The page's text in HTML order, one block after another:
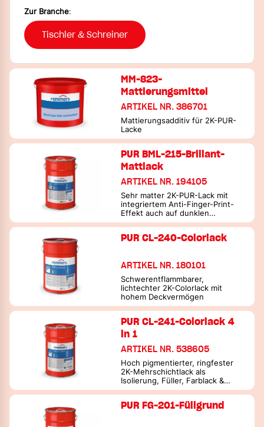
Zur Branche:
Tischler & Schreiner
MM-823-
Mattierungsmittel
ARTIKEL NR. 386701
Mattierungsadditiv für 2K-PUR-
Lacke
PUR BML-215-Brillant-
Mattlack
ARTIKEL NR. 194105
Sehr matter 2K-PUR-Lack mit
integriertem Anti-Finger-Print-
Effekt auch auf dunklen
Untergründen
PUR CL-240-Colorlack
ARTIKEL NR. 180101
Schwerentflammbarer,
lichtechter 2K-Colorlack mit
hohem Deckvermögen
PUR CL-241-Colorlack 4
in 1
ARTIKEL NR. 538605
Hoch pigmentierter, ringfester
2K-Mehrschichtlack als
Isolierung, Füller, Farblack &
Überzugslack mit sehr hoher
Anti-Finger-Print-Effekt
PUR FG-201-Füllgrund